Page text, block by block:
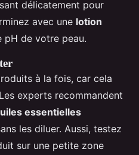
délicatement pour
avec une lotion
pH de votre peau.
à la fois, car cela
experts recommandent
essentielles
les diluer. Aussi, testez
sur une petite zone